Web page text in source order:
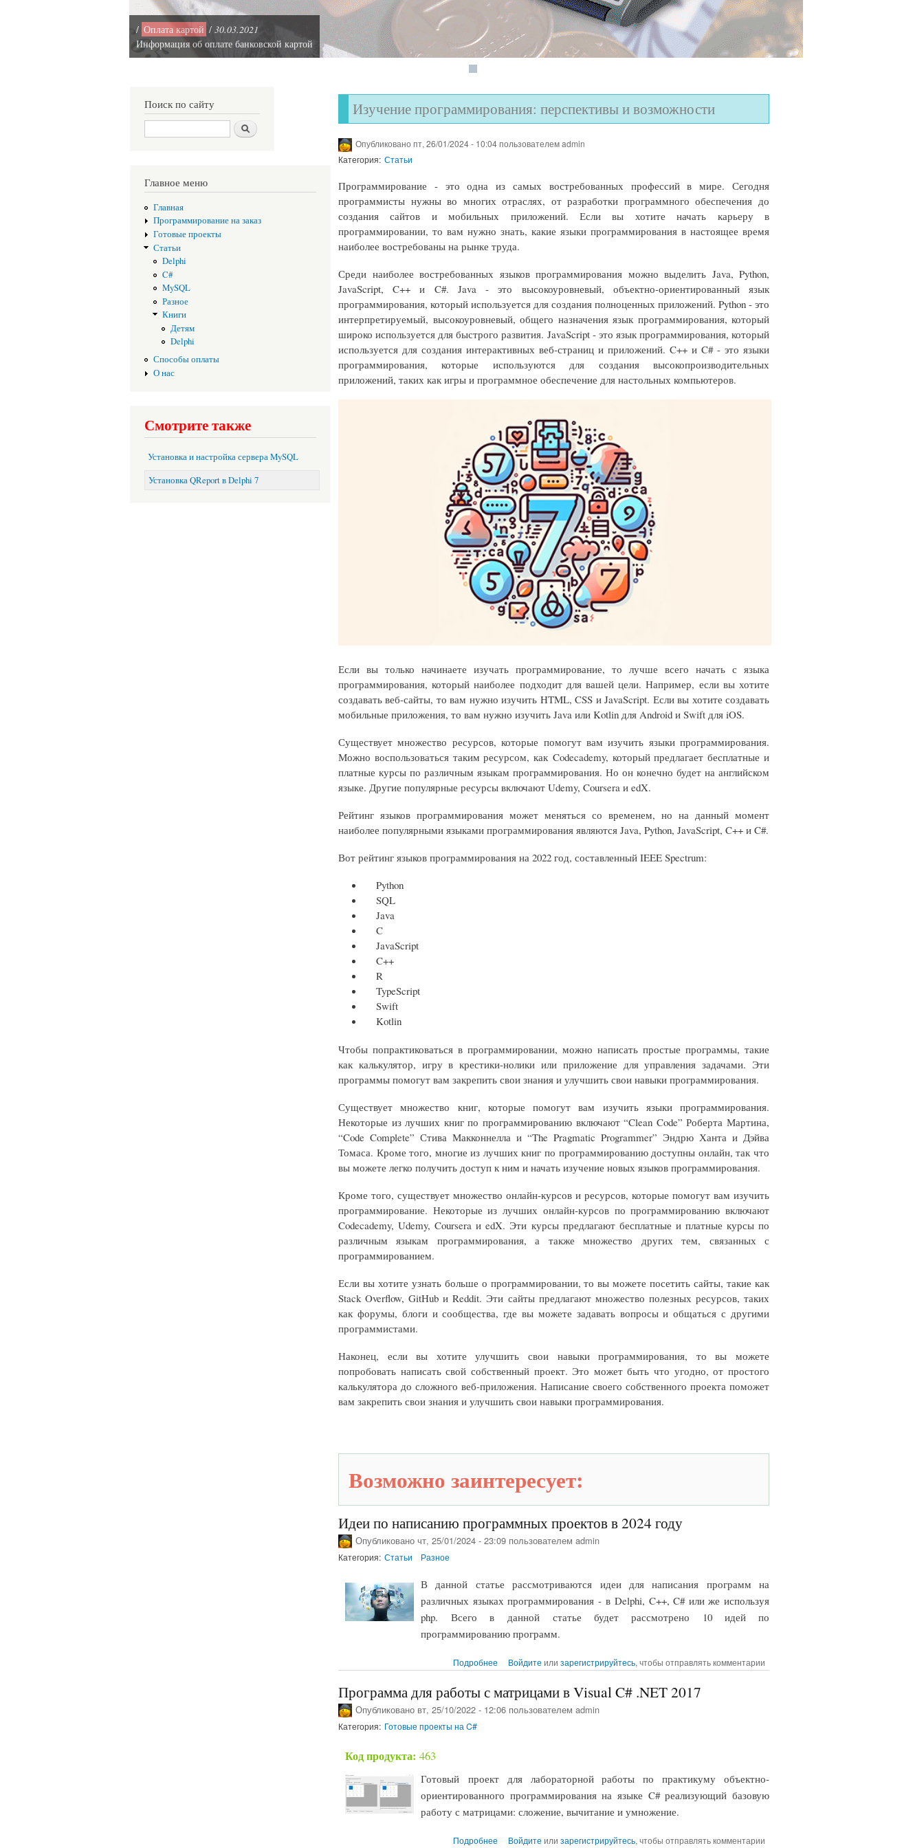
/ Оплата картой / 30.03.2021
Информация об оплате банковской картой
Поиск по сайту
Поиск
Главное меню
Главная
Программирование на заказ
Готовые проекты
Статьи
Delphi
C#
MySQL
Разное
Книги
Детям
Delphi
Способы оплаты
О нас
Смотрите также
Установка и настройка сервера MySQL
Установка QReport в Delphi 7
Изучение программирования: перспективы и возможности
Опубликовано пт, 26/01/2024 - 10:04 пользователемadmin
Категория: Статьи
Программирование - это одна из самых востребованных профессий в мире. Сегодня
программисты нужны во многих отраслях, от разработки программного обеспечения до
создания сайтов и мобильных приложений. Если вы хотите начать карьеру в
программировании, то вам нужно знать, какие языки программирования в настоящее время
наиболее востребованы на рынке труда.
Среди наиболее востребованных языков программирования можно выделить Java, Python,
JavaScript, C++ и C#. Java - это высокоуровневый, объектно-ориентированный язык
программирования, который используется для создания полноценных приложений. Python - это
интерпретируемый, высокоуровневый, общего назначения язык программирования, который
широко используется для быстрого развития. JavaScript - это язык программирования, который
используется для создания интерактивных веб-страниц и приложений. C++ и C# - это языки
программирования, которые используются для создания высокопроизводительных
приложений, таких как игры и программное обеспечение для настольных компьютеров.
Если вы только начинаете изучать программирование, то лучше всего начать с языка
программирования, который наиболее подходит для вашей цели. Например, если вы хотите
создавать веб-сайты, то вам нужно изучить HTML, CSS и JavaScript. Если вы хотите создавать
мобильные приложения, то вам нужно изучить Java или Kotlin для Android и Swift для iOS.
Существует множество ресурсов, которые помогут вам изучить языки программирования.
Можно воспользоваться таким ресурсом, как Codecademy, который предлагает бесплатные и
платные курсы по различным языкам программирования. Но он конечно будет на английском
языке. Другие популярные ресурсы включают Udemy, Coursera и edX.
Рейтинг языков программирования может меняться со временем, но на данный момент
наиболее популярными языками программирования являются Java, Python, JavaScript, C++ и C#.
Вот рейтинг языков программирования на 2022 год, составленный IEEE Spectrum:
Python
SQL
Java
C
JavaScript
C++
R
TypeScript
Swift
Kotlin
Чтобы попрактиковаться в программировании, можно написать простые программы, такие
как калькулятор, игру в крестики-нолики или приложение для управления задачами. Эти
программы помогут вам закрепить свои знания и улучшить свои навыки программирования.
Существует множество книг, которые помогут вам изучить языки программирования.
Некоторые из лучших книг по программированию включают “Clean Code” Роберта Мартина,
“Code Complete” Стива Макконнелла и “The Pragmatic Programmer” Эндрю Ханта и Дэйва
Томаса. Кроме того, многие из лучших книг по программированию доступны онлайн, так что
вы можете легко получить доступ к ним и начать изучение новых языков программирования.
Кроме того, существует множество онлайн-курсов и ресурсов, которые помогут вам изучить
программирование. Некоторые из лучших онлайн-курсов по программированию включают
Codecademy, Udemy, Coursera и edX. Эти курсы предлагают бесплатные и платные курсы по
различным языкам программирования, а также множество других тем, связанных с
программированием.
Если вы хотите узнать больше о программировании, то вы можете посетить сайты, такие как
Stack Overflow, GitHub и Reddit. Эти сайты предлагают множество полезных ресурсов, таких
как форумы, блоги и сообщества, где вы можете задавать вопросы и общаться с другими
программистами.
Наконец, если вы хотите улучшить свои навыки программирования, то вы можете
попробовать написать свой собственный проект. Это может быть что угодно, от простого
калькулятора до сложного веб-приложения. Написание своего собственного проекта поможет
вам закрепить свои знания и улучшить свои навыки программирования.
Возможно заинтересует:
Идеи по написанию программных проектов в 2024 году
Опубликовано чт, 25/01/2024 - 23:09 пользователем admin
Категория: Статьи Разное
В данной статье рассмотриваются идеи для написания программ на
различных языках программирования - в Delphi, C++, C# или же используя
php. Всего в данной статье будет рассмотрено 10 идей по
программированию программ.
Подробнее о Идеи по написанию программных проектов в 2024 году
Войдите или зарегистрируйтесь, чтобы отправлять комментарии
Программа для работы с матрицами в Visual C# .NET 2017
Опубликовано вт, 25/10/2022 - 12:06 пользователем admin
Категория: Готовые проекты на C#
Код продукта: 463
Готовый проект для лабораторной работы по практикуму объектно-
ориентированного программирования на языке C# реализующий базовую
работу с матрицами: сложение, вычитание и умножение.
Подробнее о Программа для работы с матрицами в Visual C# .NET 2017
Войдите или зарегистрируйтесь, чтобы отправлять комментарии